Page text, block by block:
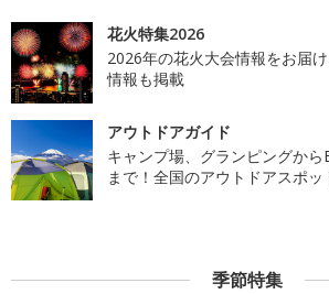
花火特集2026
2026年の花火大会情報をお届
情報も掲載
アウトドアガイド
キャンプ場、グランピングか
まで！全国のアウトドアスポッ
季節特集